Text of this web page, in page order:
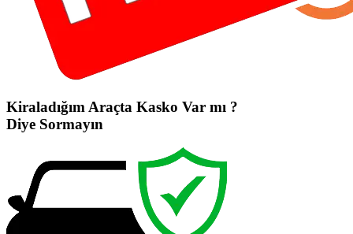
Kiraladığım Araçta Kasko Var mı ?
Diye Sormayın